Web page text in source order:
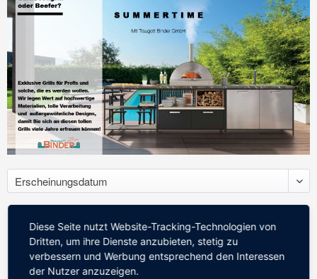
Diese Seite nutzt Website-Tracking-Technologien von
Dritten, um ihre Dienste anzubieten, stetig zu
verbessern und Werbung entsprechend den Interessen
der Nutzer anzuzeigen.